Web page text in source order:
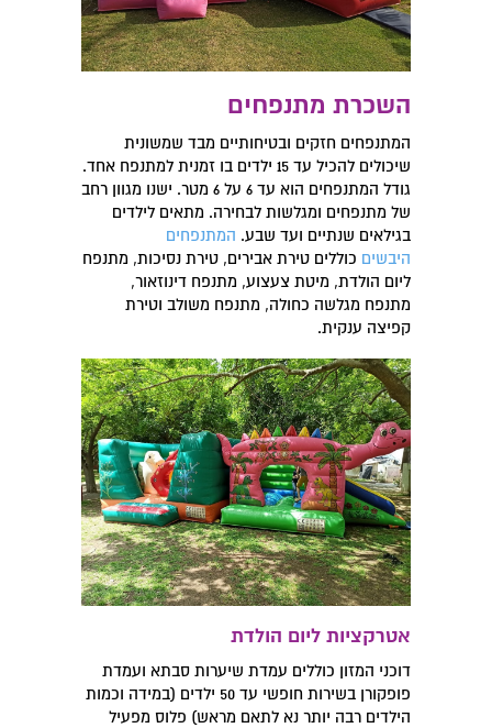
השכרת מתנפחים
המתנפחים חזקים ובטיחותיים מבד שמשונית
שיכולים להכיל עד 15 ילדים בו זמנית למתנפח אחד.
גודל המתנפחים הוא עד 6 על 6 מטר. ישנו מגוון רחב
של מתנפחים ומגלשות לבחירה. מתאים לילדים
בגילאים שנתיים ועד שבע. המתנפחים
היבשים כוללים טירת אבירים, טירת נסיכות, מתנפח
ליום הולדת, מיטת צעצוע, מתנפח דינוזאור,
מתנפח מגלשה כחולה, מתנפח משולב וטירת
קפיצה ענקית.
אטרקציות ליום הולדת
דוכני המזון כוללים עמדת שיערות סבתא ועמדת
פופקורן בשירות חופשי עד 50 ילדים (במידה וכמות
הילדים רבה יותר נא לתאם מראש) פלוס מפעיל